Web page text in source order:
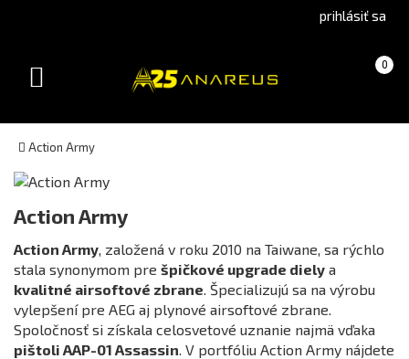
(Czech)version
prihlásiť sa
Košík 0
(prázdny)
Toggle
Action Army
Action Army
Action Army, založená v roku 2010 na Taiwane, sa rýchlo
stala synonymom pre špičkové upgrade diely a
kvalitné airsoftové zbrane. Špecializujú sa na výrobu
vylepšení pre AEG aj plynové airsoftové zbrane.
Spoločnosť si získala celosvetové uznanie najmä vďaka
pištoli AAP-01 Assassin. V portfóliu Action Army nájdete